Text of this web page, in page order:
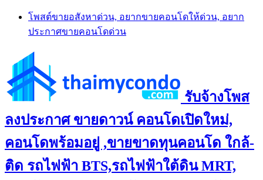
Skip
content
โพสต์ขายอสังหาด่วน, อยากขายคอนโดให้ด่วน, อยาก
ประกาศขายคอนโดด่วน
รับจ้างโพส
ลงประกาศ ขายดาวน์ คอนโดเปิดใหม่,
คอนโดพร้อมอยู่ ,ขายขาดทุนคอนโด ใกล้-
ติด รถไฟฟ้า BTS,รถไฟฟ้าใต้ดิน MRT,